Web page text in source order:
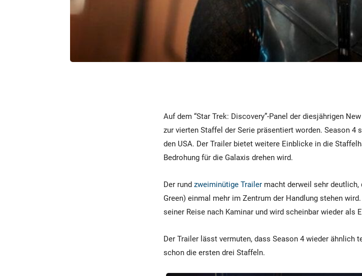
Auf dem “Star Trek: Discovery”-Panel der diesjährigen
zur vierten Staffel der Serie präsentiert worden. Season 4
den USA. Der Trailer bietet weitere Einblicke in die
Bedrohung für die Galaxis drehen wird.
Der rund zweiminütige Trailer macht derweil sehr deutlich,
Green) einmal mehr im Zentrum der Handlung stehen
seiner Reise nach Kaminar und wird scheinbar wieder als
Der Trailer lässt vermuten, dass Season 4 wieder ähnlich
schon die ersten drei Staffeln.